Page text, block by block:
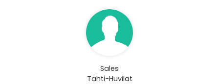
Sales
Tähti-Huvilat